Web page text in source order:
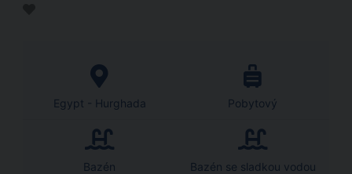
Egypt - Hurghada Pobytový
Bazén Bazén se sladkou vodou